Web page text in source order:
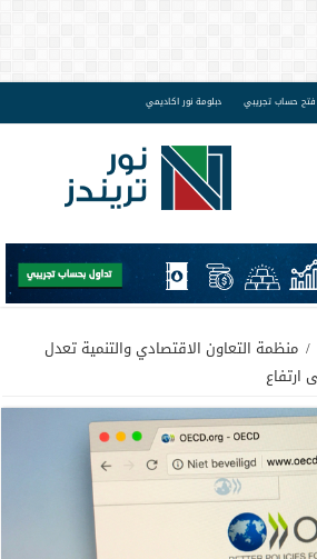
فتح حساب تجريبي دبلومة نور اكاديمي
/ منظمة التعاون الاقتصادي والتنمية تعدل